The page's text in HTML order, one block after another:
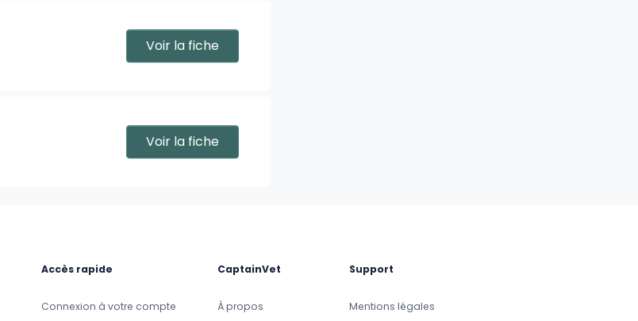
Voir la fiche
Voir la fiche
Accès rapide
Connexion à votre compte
CaptainVet
À propos
Support
Mentions légales